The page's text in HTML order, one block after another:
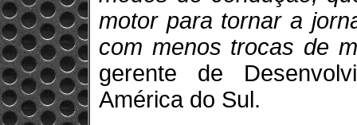
motor para tornar a
com menos trocas de
gerente de
América do Sul.